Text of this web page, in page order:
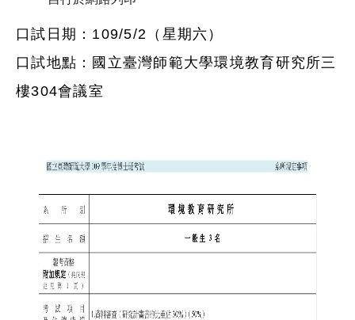
口試日期： 109/​5/2
（星期六）
口試地點： 國立臺灣師範大學環境教育研究所三
樓304會議室